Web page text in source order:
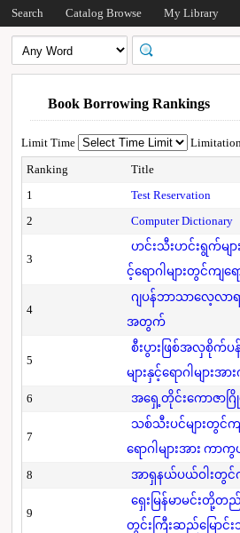
Search Catalog Browse My Library
Book Borrowing Rankings
Limit Time
Ranking
Title
1
Test Reservation
2
Computer Dictionary
3
ဟင်းသီးဟင်းရွက်မျ
င့်ရောဂါများတွင်က
4
ဂျပန်ဘာသာလေ့လာရ
အတွက်
5
စီးပွားဖြစ်အလှစိုက်
များနှင့်ရောဂါများ
6 အရှေ့တိုင်းကောဇာဂြို
7
သစ်သီးပင်များတွင်
ရောဂါများအား ကာ
8 အာရှနယ်ပယ်ဝါးတွ
9
ရှေးမြန်မာမင်းတို့တ
တွင်းကြီးဆည်မြောင်း